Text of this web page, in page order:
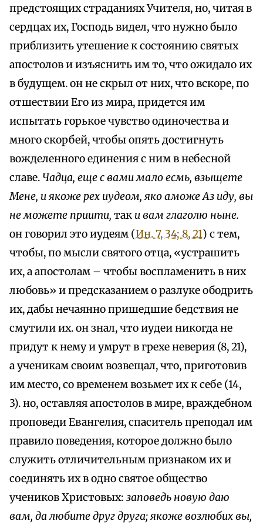
предстоящих страданиях Учителя, но, читая в
сердцах их, Господь видел, что нужно было
приблизить утешение к состоянию святых
апостолов и изъяснить им то, что ожидало их
в будущем. он не скрыл от них, что вскоре, по
отшествии Его из мира, придется им
испытать горькое чувство одиночества и
много скорбей, чтобы опять достигнуть
вожделенного единения с ним в небесной
славе. Чадца, еще с вами мало есмь, взыщете
Мене, и якоже рех иудеом, яко аможе Аз иду, вы
не можете npиumu, так и вам глаголю ныне.
он говорил это иудеям (Ин. 7, 34; 8, 21) с тем,
чтобы, по мысли святого отца, «устрашить
их, а апостолам – чтобы воспламенить в них
любовь» и предсказанием о разлуке ободрить
их, дабы нечаянно пришедшие бедствия не
смутили их. он знал, что иудеи никогда не
придут к нему и умрут в грехе неверия (8, 21),
а ученикам своим возвещал, что, приготовив
им место, со временем возьмет их к себе (14,
3). но, оставляя апостолов в мире, враждебном
проповеди Евангелия, спаситель преподал им
правило поведения, которое должно было
служить отличительным признаком их и
соединять их в одно святое общество
учеников Христовых: заповедь новую даю
вам, да любите друг друга; якоже возлюбих вы,